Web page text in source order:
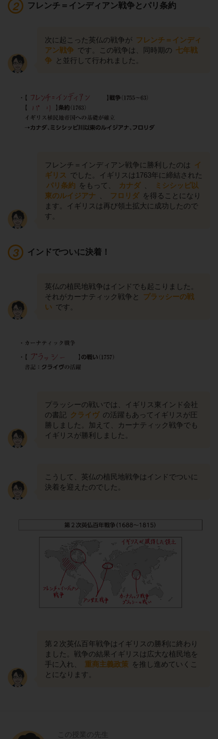
フレンチ＝インディアン戦争とパリ条約
次に起こった英仏の戦争が フレンチ＝インディ
アン戦争 です。この戦争は、同時期の 七年戦
争 と並行して行われました。
フレンチ＝インディアン戦争に勝利したのは イ
ギリス でした。イギリスは1763年に締結された
パリ条約 をもって、 カナダ
ミシシッピ以
東のルイジアナ
フロリダ を得ることになり
ます。イギリスは再び領土拡大に成功したので
す。
インドでついに決着！
英仏の植民地戦争はインドでも起こりました。
それがカーナティック戦争と
プラッシーの戦
い です。
プラッシーの戦いでは、イギリス東インド会社
の書記 クライヴ の活躍もあってイギリスが圧
勝しました。加えて、カーナティック戦争でも
イギリスが勝利しました。
こうして、英仏の植民地戦争はインドでついに
決着を迎えたのでした。
第２次英仏百年戦争はイギリスの勝利に終わり
ました。戦争の結果イギリスは広大な植民地を
手に入れ、
重商主義政策 を推し進めていくこ
とになります。
この授業の先生